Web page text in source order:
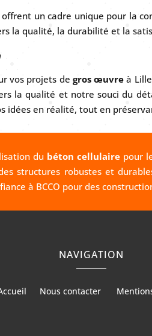
un cadre unique pour la
la qualité, la durabilité et la
vos projets de gros œuvre à
la qualité et notre souci du
idées en réalité, tout en
du béton cellulairepour
structures robustes et
à BCCO pour des
NAVIGATION
Nous contacter